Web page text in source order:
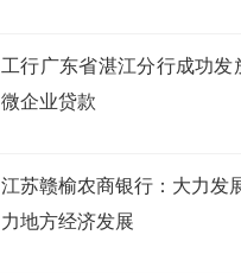
工行广东省湛江分行成功发
微企业贷款
江苏赣榆农商银行：大力发
力地方经济发展